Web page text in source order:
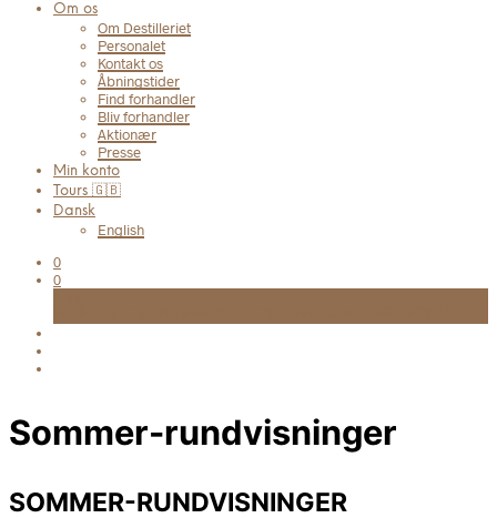
Om os
Om Destilleriet
Personalet
Kontakt os
Åbningstider
Find forhandler
Bliv forhandler
Aktionær
Presse
Min konto
Tours 🇬🇧
Dansk
English
0
0
Sommer-rundvisninger
SOMMER-RUNDVISNINGER